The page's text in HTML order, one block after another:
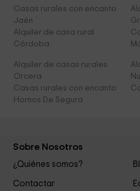
Casas rurales con encanto
Jaén
Alquiler de casa rural
Córdoba
Alquiler de casas rurales
Orcera
Casas rurales con encanto
Hornos De Segura
Sobre Nosotros
¿Quiénes somos?
Contactar